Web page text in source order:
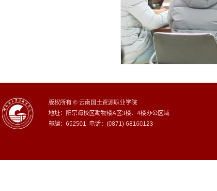
版权所有 © 云南国土资源职业学院
地址：阳宗海校区勘物楼A区3楼、4楼办公区域
邮编：652501 电话：(0871)-68160123